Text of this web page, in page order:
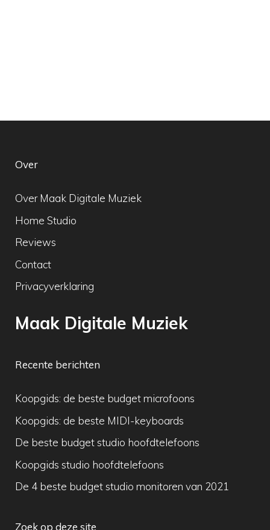
Over
Over Maak Digitale Muziek
Home Studio
Reviews
Contact
Privacyverklaring
Maak Digitale Muziek
Recente berichten
Koopgids: de beste budget microfoons
Koopgids: de beste MIDI-keyboards
De beste budget studio hoofdtelefoons
Koopgids studio hoofdtelefoons
De 4 beste budget studio monitoren van 2021
Zoek op deze site